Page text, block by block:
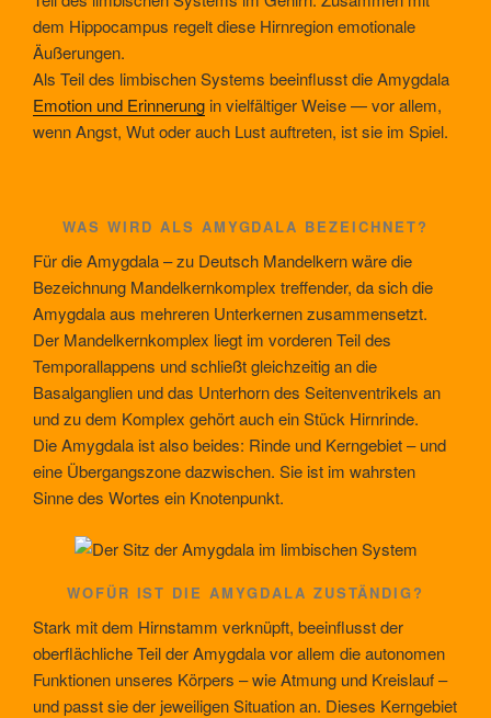
dem Hippocampus regelt diese Hirnregion emotionale
Äußerungen.
Als Teil des limbischen Systems beeinflusst die Amygdala
Emotion und Erinnerung in vielfältiger Weise — vor allem,
wenn Angst, Wut oder auch Lust auftreten, ist sie im Spiel.
WAS WIRD ALS AMYGDALA BEZEICHNET?
Für die Amygdala – zu Deutsch Mandelkern wäre die
Bezeichnung Mandelkernkomplex treffender, da sich die
Amygdala aus mehreren Unterkernen zusammensetzt.
Der Mandelkernkomplex liegt im vorderen Teil des
Temporallappens und schließt gleichzeitig an die
Basalganglien und das Unterhorn des Seitenventrikels an
und zu dem Komplex gehört auch ein Stück Hirnrinde.
Die Amygdala ist also beides: Rinde und Kerngebiet – und
eine Übergangszone dazwischen. Sie ist im wahrsten
Sinne des Wortes ein Knotenpunkt.
WOFÜR IST DIE AMYGDALA ZUSTÄNDIG?
Stark mit dem Hirnstamm verknüpft, beeinflusst der
oberflächliche Teil der Amygdala vor allem die autonomen
Funktionen unseres Körpers – wie Atmung und Kreislauf –
und passt sie der jeweiligen Situation an. Dieses Kerngebiet